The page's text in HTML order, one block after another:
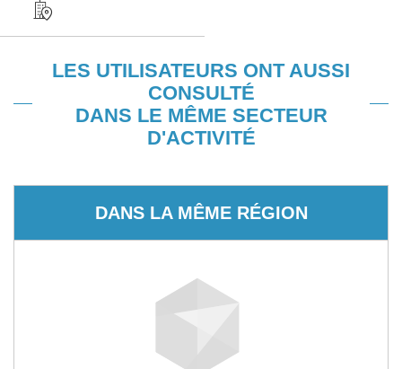
LES UTILISATEURS ONT AUSSI
CONSULTÉ
DANS LE MÊME SECTEUR
D'ACTIVITÉ
DANS LA MÊME RÉGION